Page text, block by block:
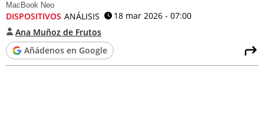
MacBook Neo
DISPOSITIVOS ANÁLISIS
18 mar 2026 - 07:00
Ana Muñoz de Frutos
Añádenos en Google